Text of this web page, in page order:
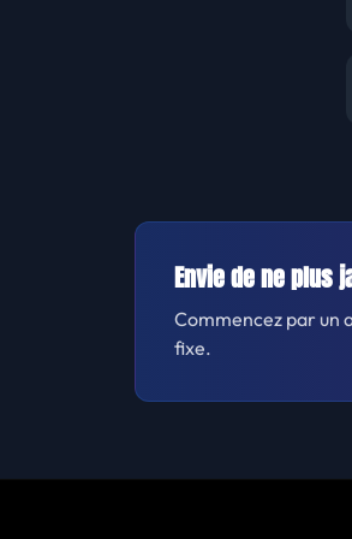
Envie de ne plus
Commencez par un
fixe.